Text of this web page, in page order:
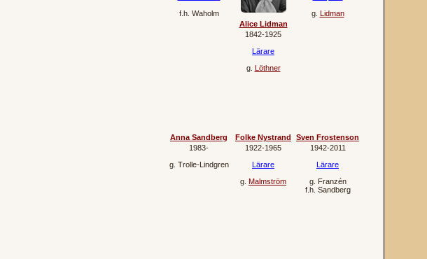
f.h. Waholm
Alice Lidman
1842‐1925
Lärare
g. Löthner
g. Lidman
Anna Sandberg
1983‐
g. Trolle-Lindgren
Folke Nystrand
1922‐1965
Lärare
g. Malmström
Sven Frostenson
1942‐2011
Lärare
g. Franzén
f.h. Sandberg